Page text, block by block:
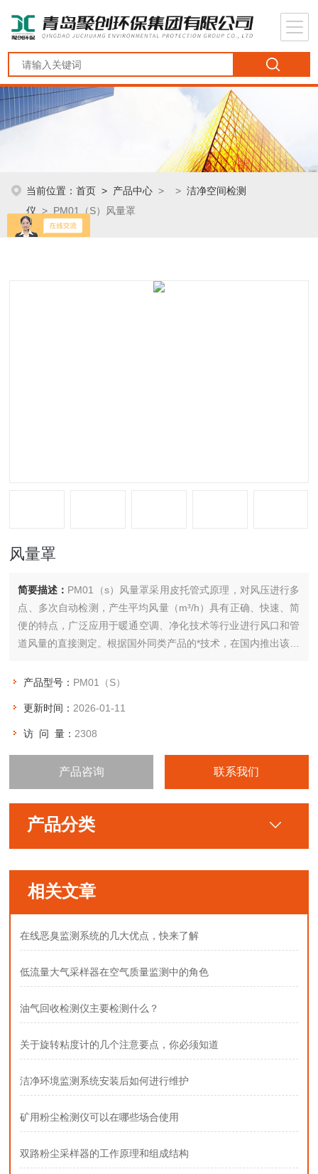
当前位置：首页 > 产品中心 > >洁净空间检测
仪 > PM01（S）风量罩
风量罩
简要描述： PM01（s）风量罩采用皮托管式原理，对风压进行多
点、多次自动检测，产生平均风量（m³/h）具有正确、快速、简
便的特点，广泛应用于暖通空调、净化技术等行业进行风口和管
道风量的直接测定。根据国外同类产品的*技术，在国内推出该产
风量校正，然后提供使用，是用户直接测定风量既可靠又简便的
产品型号： PM01（S）
更新时间： 2026-01-11
访 问 量： 2308
产品咨询 联系我们
产品分类
相关文章
在线恶臭监测系统的几大优点，快来了解
低流量大气采样器在空气质量监测中的角色
油气回收检测仪主要检测什么？
关于旋转粘度计的几个注意要点，你必须知道
洁净环境监测系统安装后如何进行维护
矿用粉尘检测仪可以在哪些场合使用
双路粉尘采样器的工作原理和组成结构